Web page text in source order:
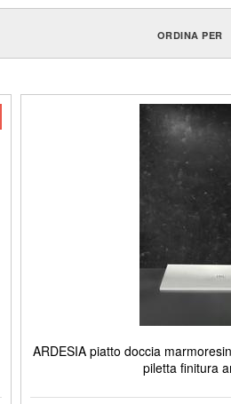
ORDINA PER
ARDESIA piatto doccia
piletta finitura